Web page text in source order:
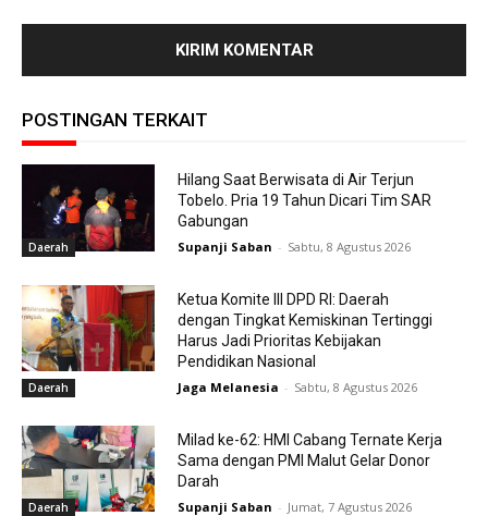
POSTINGAN TERKAIT
Daerah
Hilang Saat Berwisata di Air Terjun
Tobelo. Pria 19 Tahun Dicari Tim SAR
Gabungan
Supanji Saban - Sabtu, 8 Agustus 2026
Daerah
Ketua Komite III DPD RI: Daerah
dengan Tingkat Kemiskinan Tertinggi
Harus Jadi Prioritas Kebijakan
Pendidikan Nasional
Jaga Melanesia - Sabtu, 8 Agustus 2026
Daerah
Milad ke-62: HMI Cabang Ternate Kerja
Sama dengan PMI Malut Gelar Donor
Darah
Supanji Saban - Jumat, 7 Agustus 2026